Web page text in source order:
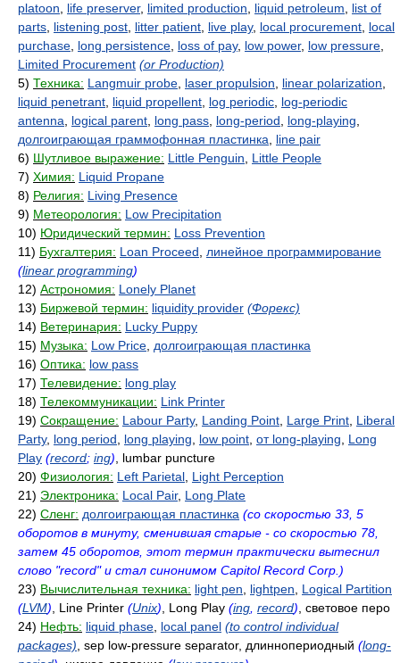
platoon
life preserver, limited production liquid petroleum
list of
parts listening post litter patient live play, local procurement local
purchase long persistence loss of pay, low power, low pressure
Limited Procurement (or Production)
5) Техника: Langmuir probe laser propulsion linear polarization
liquid penetrant liquid propellent log periodic log-periodic
antenna
logical parent long pass long-period long-playing
долгоиграющая граммофонная пластинка
line pair
6) Шутливое выражение: Little Penguin
Little People
7) Химия: Liquid Propane
8) Религия: Living Presence
9) Метеорология: Low Precipitation
10) Юридический термин: Loss Prevention
11) Бухгалтерия: Loan Proceed
линейное программирование
(linear programming)
12) Астрономия: Lonely Planet
13) Биржевой термин: liquidity provider (Форекс)
14) Ветеринария: Lucky Puppy
15) Музыка: Low Price долгоиграющая пластинка
16) Оптика: low pass
17) Телевидение: long play
18) Телекоммуникации: Link Printer
19) Сокращение: Labour Party, Landing Point Large Print Liberal
Party, long period long playing low point от long-playing
Long
Play (record; ing) , lumbar puncture
20) Физиология: Left Parietal Light Perception
21) Электроника: Local Pair, Long Plate
22) Сленг: долгоиграющая пластинка (со скоростью 33, 5
оборотов в минуту, сменившая старые - со скоростью 78,
затем 45 оборотов, этот термин практически вытеснил
слово "record" и стал синонимом Capitol Record Corp.)
23) Вычислительная техника: light pen lightpen
Logical Partition
(LVM) , Line Printer (Unix) , Long Play (ing record) , световое перо
24) Нефть: liquid phase local panel (to control individual
packages) , sep low-pressure separator, длиннопериодный (long-